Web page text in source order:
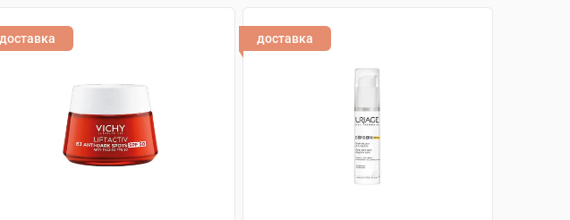
доставка доставка